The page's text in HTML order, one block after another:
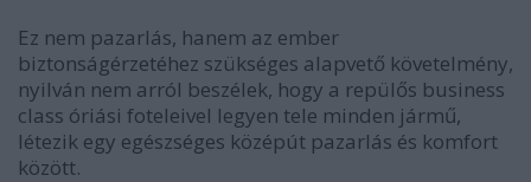
Ez nem pazarlás, hanem az ember
biztonságérzetéhez szükséges alapvető követelmény,
nyilván nem arról beszélek, hogy a repülős business
class óriási foteleivel legyen tele minden jármű,
létezik egy egészséges középút pazarlás és komfort
között.